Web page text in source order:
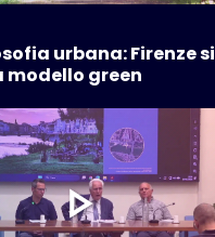
urbana: Firenze si
modello green